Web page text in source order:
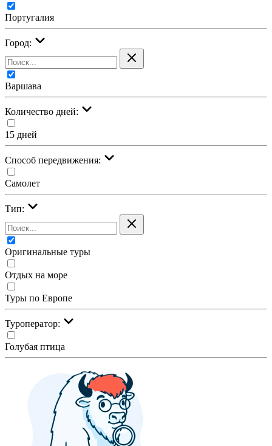
Португалия
Город:
Варшава
Количество дней:
15 дней
Cпособ передвижения:
Самолет
Тип:
Оригинальные туры
Отдых на море
Туры по Европе
Туроператор:
Голубая птица